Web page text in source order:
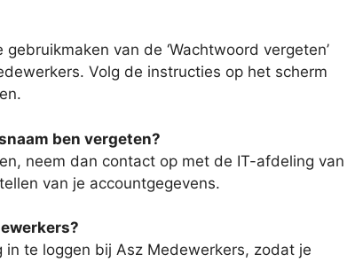
van de ‘Wachtwoord vergeten’
Volg de instructies op het scherm
ben vergeten?
neem dan contact op met de IT-afdeling van
van je accountgegevens.
te loggen bij Asz Medewerkers, zodat je